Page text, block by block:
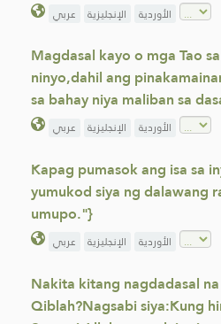
عربي الإنجليزية الأوردية
Magdasal kayo o mga Tao
ninyo,dahil ang
sa bahay niya maliban sa
عربي الإنجليزية الأوردية
Kapag pumasok ang isa sa
yumukod siya ng dalawang
umupo."}
عربي الإنجليزية الأوردية
Nakita kitang nagdadasal
Qiblah?Nagsabi siya:Kung